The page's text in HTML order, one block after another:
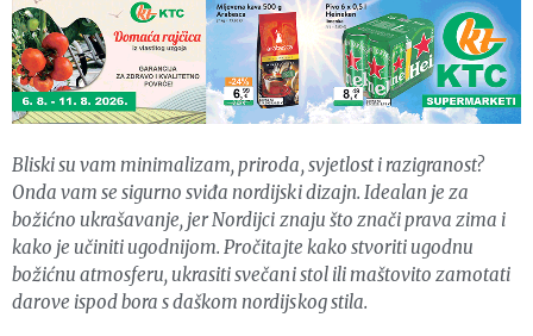
Bliski su vam minimalizam, priroda, svjetlost i razigranost?
Onda vam se sigurno sviđa nordijski dizajn. Idealan je za
božićno ukrašavanje, jer Nordijci znaju što znači prava zima i
kako je učiniti ugodnijom. Pročitajte kako stvoriti ugodnu
božićnu atmosferu, ukrasiti svečani stol ili maštovito zamotati
darove ispod bora s daškom nordijskog stila.